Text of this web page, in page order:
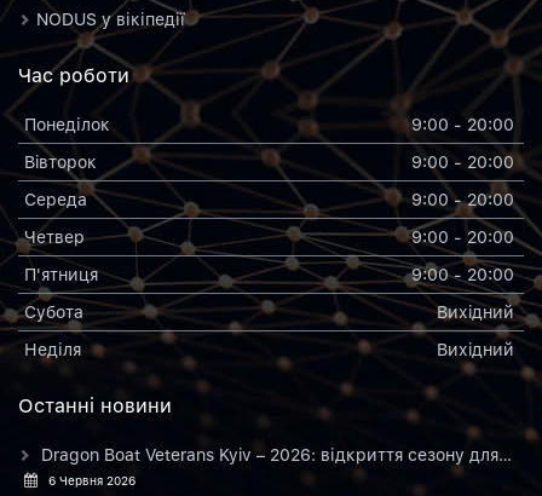
NODUS у вікіпедії
Час роботи
Понеділок
9:00 - 20:00
Вiвторок
9:00 - 20:00
Середа
9:00 - 20:00
Четвер
9:00 - 20:00
П'ятниця
9:00 - 20:00
Субота
Вихiдний
Неділя
Вихiдний
Останнi новини
Dragon Boat Veterans Kyiv – 2026: відкриття сезону для…
6 Червня 2026